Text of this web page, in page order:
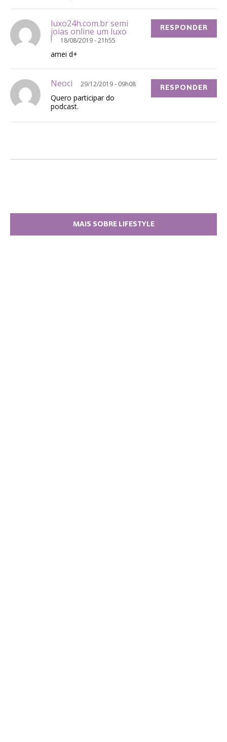
luxo24h.com.br semi
joias online um luxo
! 18/08/2019 - 21h55
amei d+
RESPONDER
Neoci 29/12/2019 - 09h08
Quero participar do
podcast.
RESPONDER
MAIS SOBRE LIFESTYLE